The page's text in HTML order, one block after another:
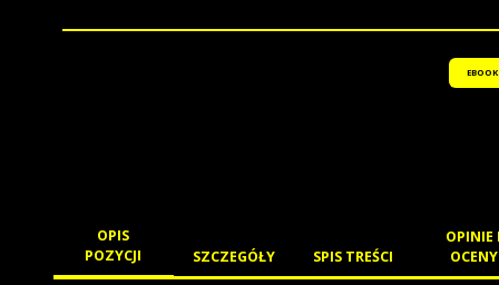
EBOOK
OPIS
POZYCJI
SZCZEGÓŁY SPIS TREŚCI
OPINIE
OCENY